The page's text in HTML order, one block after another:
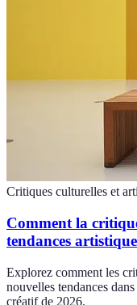
Critiques culturelles et
Comment la
tendances
Explorez comment les
nouvelles tendances
créatif de 2026.